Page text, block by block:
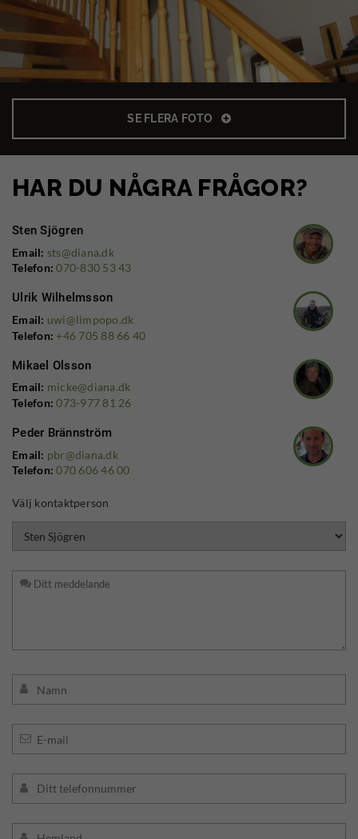
SE FLERA FOTO
HAR DU NÅGRA FRÅGOR?
Sten Sjögren
Email: sts@diana.dk
Telefon: 070-830 53 43
Ulrik Wilhelmsson
Email: uwi@limpopo.dk
Telefon: +46 705 88 66 40
Mikael Olsson
Email: micke@diana.dk
Telefon: 073-977 81 26
Peder Brännström
Email: pbr@diana.dk
Telefon: 070 606 46 00
Välj kontaktperson